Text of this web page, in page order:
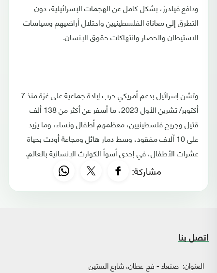
ودافع فيلدرز، بشكل كامل عن الهجمات الإسرائيلية، دون
التطرق إلى معاناة الفلسطينيين واحتلال أراضيهم وسياسات
الاستيطان والحصار وانتهاكات حقوق الإنسان.
وتشن إسرائيل بدعم أمريكي حرب إبادة جماعية على غزة منذ 7
أكتوبر/ تشرين الأول 2023، ما أسفر عن أكثر من 138 ألف
قتيل وجريح فلسطينيين، معظمهم أطفال ونساء، وما يزيد
على 10 آلاف مفقود، وسط دمار هائل ومجاعة أودت بحياة
عشرات الأطفال، في إحدى أسوأ الكوارث الإنسانية بالعالم.
مشاركة:
اتصل بنا
العنوان: صنعاء - فج عطان، شارع الستين